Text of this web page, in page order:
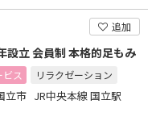
追加
設立 会員制 本格的足もみ
ス リラクゼーション
立市 JR中央本線 国立駅